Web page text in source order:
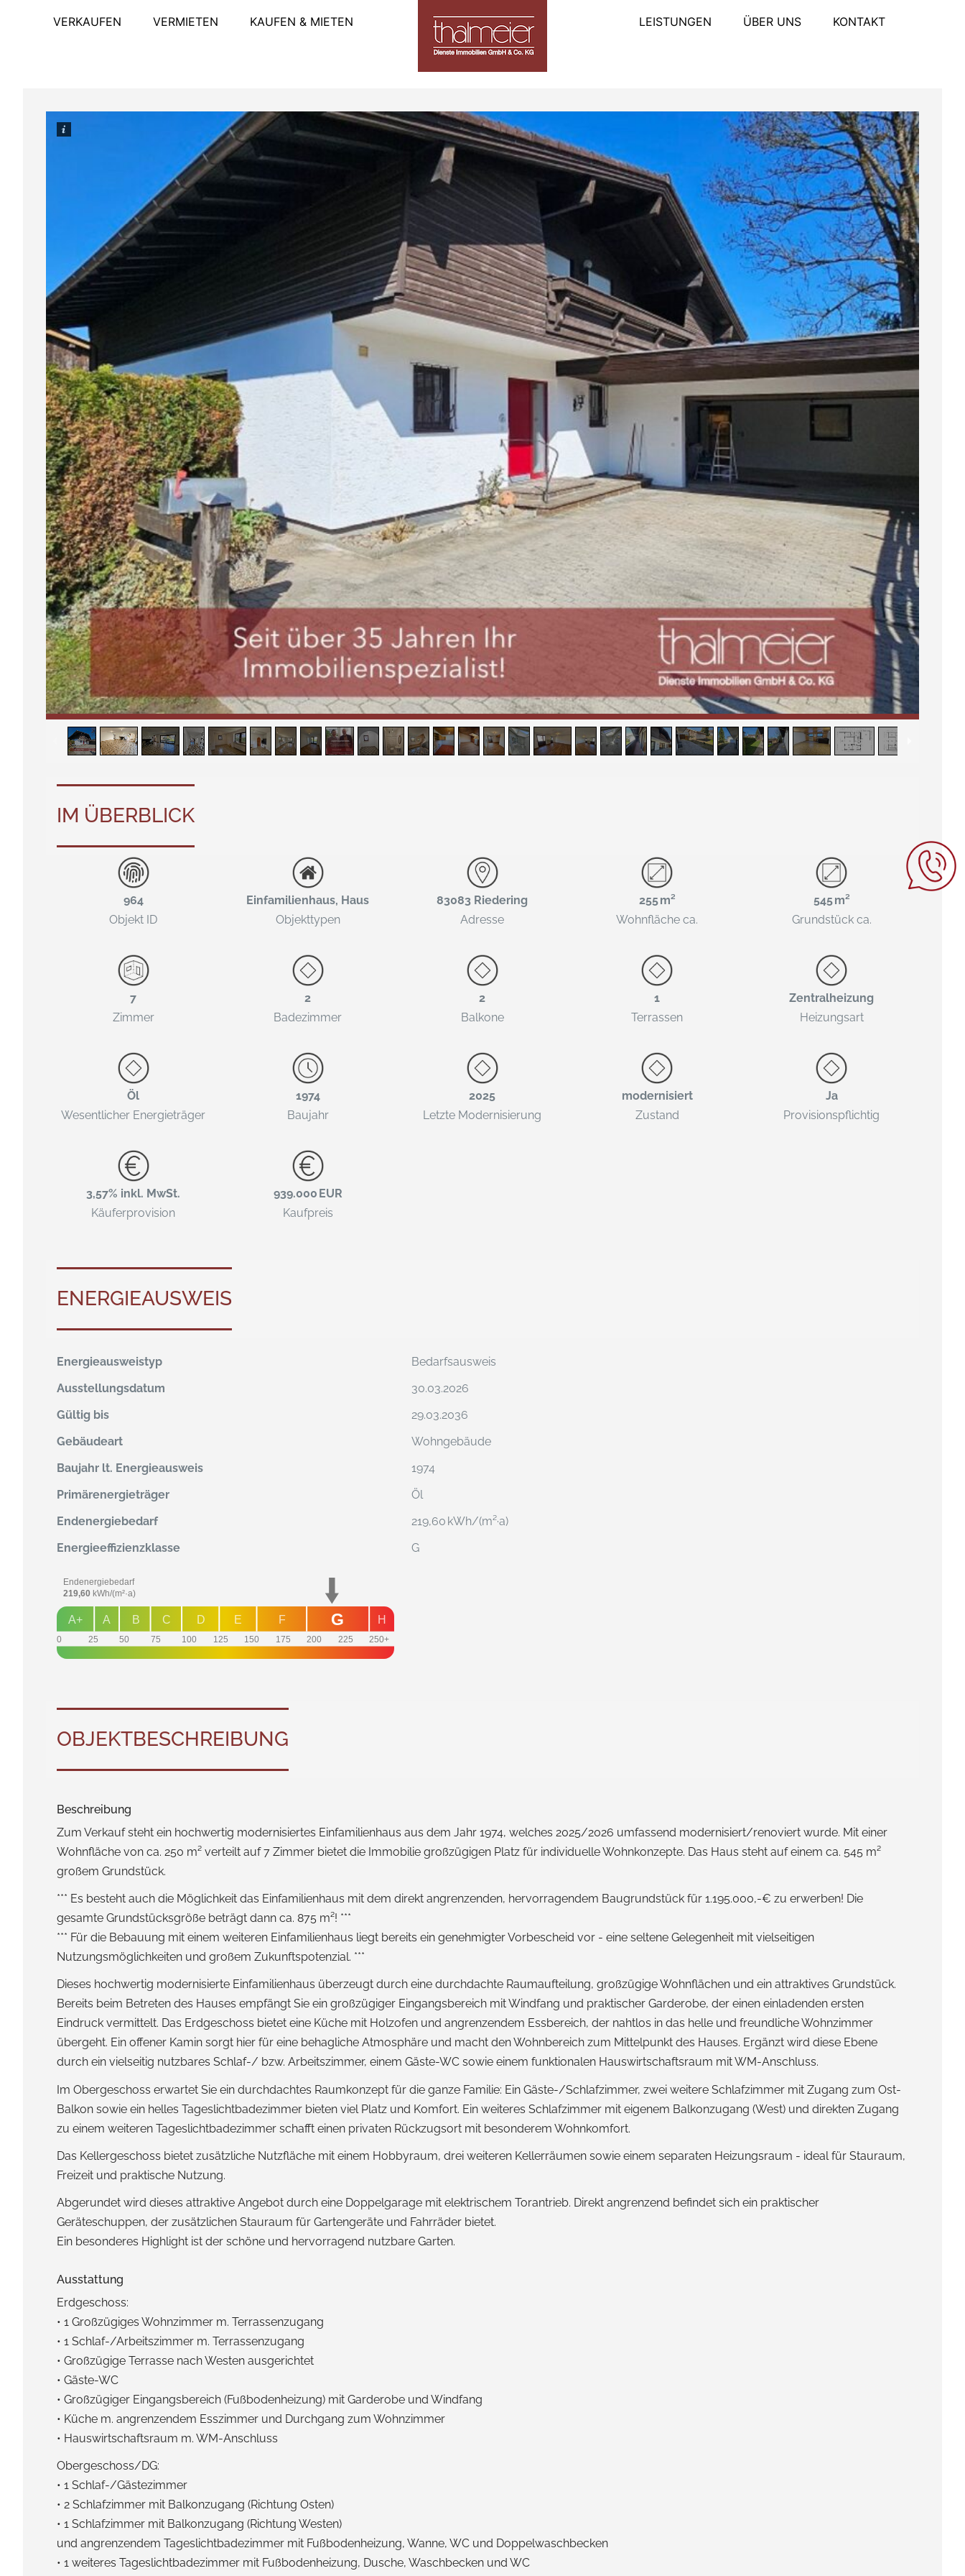
VERKAUFEN VERMIETEN KAUFEN & MIETEN LEISTUNGEN ÜBER UNS KONTAKT
IM ÜBERBLICK
964
Objekt ID
Einfamilienhaus, Haus
Objekttypen
83083 Riedering
Adresse
255 m²
Wohnfläche ca.
545 m²
Grund­stück ca.
7
Zimmer
2
Badezimmer
2
Balkone
1
Terrassen
Zentralheizung
Heizungsart
Öl
Wesentlicher Energieträger
1974
Baujahr
2025
Letzte Modernisierung
modernisiert
Zustand
Ja
Provisionspflichtig
3,57% inkl. MwSt.
Käufer­provision
939.000 EUR
Kaufpreis
ENERGIEAUSWEIS
Energieausweistyp
Bedarfs­ausweis
Ausstellungsdatum
30.03.2026
Gültig bis
29.03.2036
Gebäudeart
Wohngebäude
Baujahr lt. Energieausweis
1974
Primärenergieträger
Öl
Endenergie­bedarf
219,60 kWh/(m²·a)
Energie­effizienz­klasse
G
0 25 50 75 100 125 150 175 200 225 250+
H
F
E
D
C
B
A
A+ G
Endenergiebedarf
219,60 kWh/(m²·a)
OBJEKT­BESCHREIBUNG
Beschreibung
Zum Verkauf steht ein hochwertig modernisiertes Einfamilienhaus aus dem Jahr 1974, welches 2025/2026 umfassend modernisiert/renoviert wurde. Mit einer
Wohnfläche von ca. 250 m² verteilt auf 7 Zimmer bietet die Immobilie großzügigen Platz für individuelle Wohnkonzepte. Das Haus steht auf einem ca. 545 m²
großem Grundstück.
*** Es besteht auch die Möglichkeit das Einfamilienhaus mit dem direkt angrenzenden, hervorragendem Baugrundstück für 1.195.000,-€ zu erwerben! Die
gesamte Grundstücksgröße beträgt dann ca. 875 m²! ***
*** Für die Bebauung mit einem weiteren Einfamilienhaus liegt bereits ein genehmigter Vorbescheid vor - eine seltene Gelegenheit mit vielseitigen
Nutzungsmöglichkeiten und großem Zukunftspotenzial. ***
Dieses hochwertig modernisierte Einfamilienhaus überzeugt durch eine durchdachte Raumaufteilung, großzügige Wohnflächen und ein attraktives Grundstück.
Bereits beim Betreten des Hauses empfängt Sie ein großzügiger Eingangsbereich mit Windfang und praktischer Garderobe, der einen einladenden ersten
Eindruck vermittelt. Das Erdgeschoss bietet eine Küche mit Holzofen und angrenzendem Essbereich, der nahtlos in das helle und freundliche Wohnzimmer
übergeht. Ein offener Kamin sorgt hier für eine behagliche Atmosphäre und macht den Wohnbereich zum Mittelpunkt des Hauses. Ergänzt wird diese Ebene
durch ein vielseitig nutzbares Schlaf-/ bzw. Arbeitszimmer, einem Gäste-WC sowie einem funktionalen Hauswirtschaftsraum mit WM-Anschluss.
Im Obergeschoss erwartet Sie ein durchdachtes Raumkonzept für die ganze Familie: Ein Gäste-/Schlafzimmer, zwei weitere Schlafzimmer mit Zugang zum Ost-
Balkon sowie ein helles Tageslichtbadezimmer bieten viel Platz und Komfort. Ein weiteres Schlafzimmer mit eigenem Balkonzugang (West) und direkten Zugang
zu einem weiteren Tageslichtbadezimmer schafft einen privaten Rückzugsort mit besonderem Wohnkomfort.
Das Kellergeschoss bietet zusätzliche Nutzfläche mit einem Hobbyraum, drei weiteren Kellerräumen sowie einem separaten Heizungsraum - ideal für Stauraum,
Freizeit und praktische Nutzung.
Abgerundet wird dieses attraktive Angebot durch eine Doppelgarage mit elektrischem Torantrieb. Direkt angrenzend befindet sich ein praktischer
Geräteschuppen, der zusätzlichen Stauraum für Gartengeräte und Fahrräder bietet.
Ein besonderes Highlight ist der schöne und hervorragend nutzbare Garten.
Ausstattung
Erdgeschoss:
• 1 Großzügiges Wohnzimmer m. Terrassenzugang
• 1 Schlaf-/Arbeitszimmer m. Terrassenzugang
• Großzügige Terrasse nach Westen ausgerichtet
• Gäste-WC
• Großzügiger Eingangsbereich (Fußbodenheizung) mit Garderobe und Windfang
• Küche m. angrenzendem Esszimmer und Durchgang zum Wohnzimmer
• Hauswirtschaftsraum m. WM-Anschluss
Obergeschoss/DG:
• 1 Schlaf-/Gästezimmer
• 2 Schlafzimmer mit Balkonzugang (Richtung Osten)
• 1 Schlafzimmer mit Balkonzugang (Richtung Westen)
und angrenzendem Tageslichtbadezimmer mit Fußbodenheizung, Wanne, WC und Doppelwaschbecken
• 1 weiteres Tageslichtbadezimmer mit Fußbodenheizung, Dusche, Waschbecken und WC